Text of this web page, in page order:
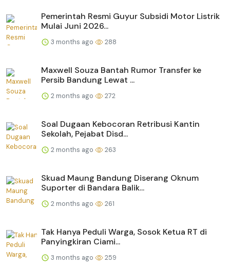
Pemerintah Resmi Guyur Subsidi Motor Listrik
Mulai Juni 2026...
3 months ago 288
Maxwell Souza Bantah Rumor Transfer ke
Persib Bandung Lewat ...
2 months ago 272
Soal Dugaan Kebocoran Retribusi Kantin
Sekolah, Pejabat Disd...
2 months ago 263
Skuad Maung Bandung Diserang Oknum
Suporter di Bandara Balik...
2 months ago 261
Tak Hanya Peduli Warga, Sosok Ketua RT di
Panyingkiran Ciami...
3 months ago 259